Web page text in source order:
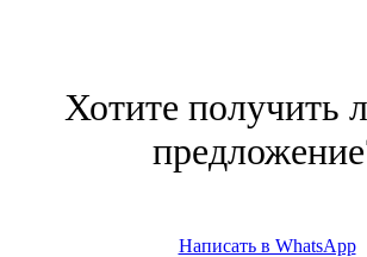
Хотите получить
Написать в WhatsApp